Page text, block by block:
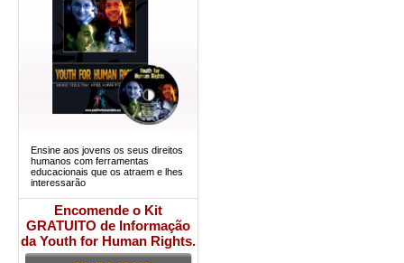
Ensine aos jovens os seus direitos
humanos com ferramentas
educacionais que os atraem e lhes
interessarão
Encomende o Kit
GRATUITO de Informação
da Youth for Human Rights.